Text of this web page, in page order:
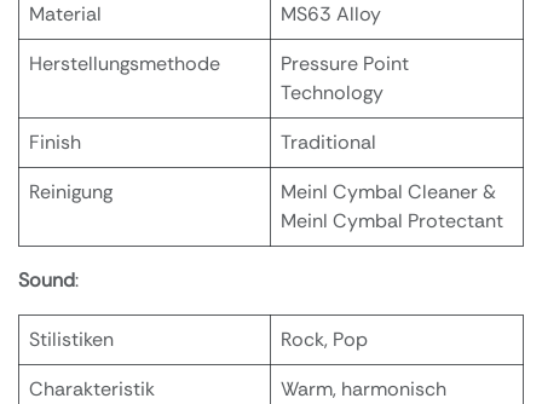
Material
MS63 Alloy
Herstellungsmethode
Pressure Point
Technology
Finish
Traditional
Reinigung
Meinl Cymbal Cleaner &
Meinl Cymbal Protectant
Sound:
Stilistiken
Rock, Pop
Charakteristik
Warm, harmonisch